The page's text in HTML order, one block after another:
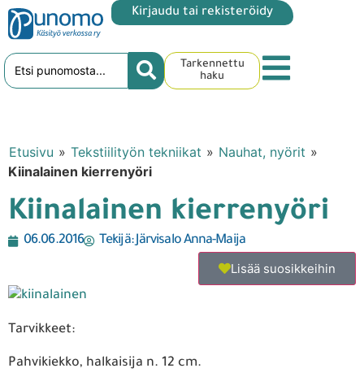
Kirjaudu tai rekisteröidy
Tarkennettu
haku
Etusivu » Tekstiilityön tekniikat » Nauhat, nyörit »
Kiinalainen kierrenyöri
Kiinalainen kierrenyöri
06.06.2016 Tekijä:Järvisalo Anna-Maija
Lisää suosikkeihin
Tarvikkeet:
Pahvikiekko, halkaisija n. 12 cm.